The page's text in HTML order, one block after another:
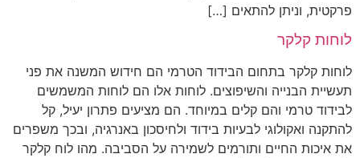
פרקטית, וניתן להתאים […]
לוחות קלקר
לוחות קלקר בתחום הבידוד הטרמי הם חידוש המשנה את פני
תעשיית הבנייה והשיפוצים. לוחות אלו הם לוחות המשמשים
לבידוד טרמי והם קלים במיוחד. הם מציעים פתרון יעיל, קל
להתקנה ואקולוגי לבעיות בידוד ולחיסכון באנרגיה, ובכך משפרים
את איכות החיים ותורמים לשמירה על הסביבה. מהו לוח קלקר